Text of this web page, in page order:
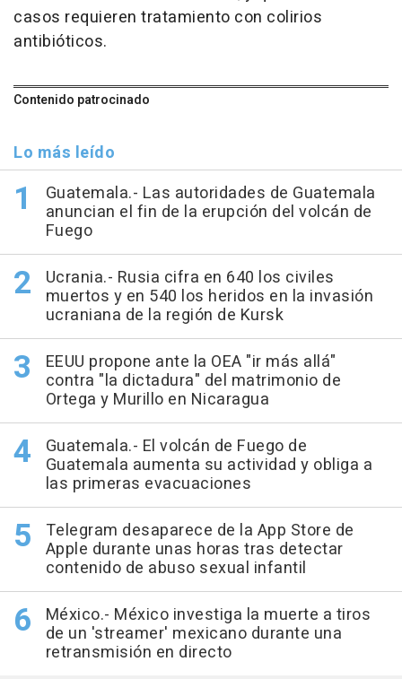
casos requieren tratamiento con colirios
antibióticos.
Contenido patrocinado
Lo más leído
Guatemala.- Las autoridades de Guatemala
anuncian el fin de la erupción del volcán de
Fuego
Ucrania.- Rusia cifra en 640 los civiles
muertos y en 540 los heridos en la invasión
ucraniana de la región de Kursk
EEUU propone ante la OEA "ir más allá"
contra "la dictadura" del matrimonio de
Ortega y Murillo en Nicaragua
Guatemala.- El volcán de Fuego de
Guatemala aumenta su actividad y obliga a
las primeras evacuaciones
Telegram desaparece de la App Store de
Apple durante unas horas tras detectar
contenido de abuso sexual infantil
México.- México investiga la muerte a tiros
de un 'streamer' mexicano durante una
retransmisión en directo